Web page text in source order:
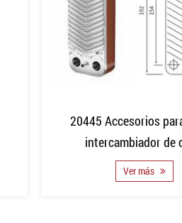
20445 Accesorios
intercambiador de
Ver más